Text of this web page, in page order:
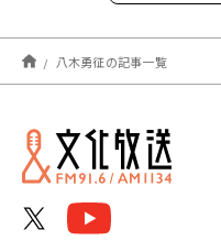
2025年02月
八木勇征の記事一覧